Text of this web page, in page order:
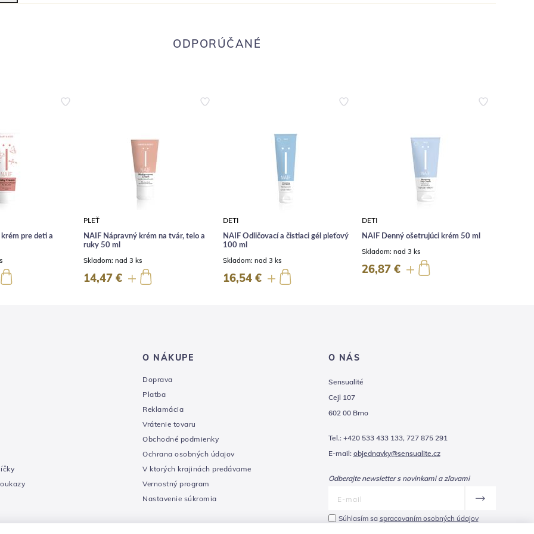
ODPORÚČANÉ
pre deti a
PLEŤ
NAÏF Nápravný krém na tvár, telo a
ruky 50 ml
Skladom: nad 3 ks
14,47 €
DETI
NAÏF Odličovací a čistiaci gél pleťový
100 ml
Skladom: nad 3 ks
16,54 €
DETI
NAÏF Denný ošetrujúci krém 50 ml
Skladom:nad 3 ks
26,87 €
O NÁKUPE
Doprava
Platba
Reklamácia
Vrátenie tovaru
Obchodné podmienky
Ochrana osobných údajov
V ktorých krajinách predávame
Vernostný program
Nastavenie súkromia
O NÁS
Sensualité
Cejl 107
602 00 Brno
Tel.: +420 533 433 133, 727 875 291
E-mail: objednavky@sensualite.cz
Odberajte newsletter s novinkami a zľavami
Súhlasím sa spracovaním osobných údajov